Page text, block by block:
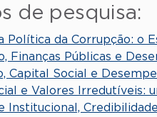
de pesquisa:
Política da Corrupção: o
Finanças Públicas e
Capital Social e
e Valores Irredutíveis:
Institucional,